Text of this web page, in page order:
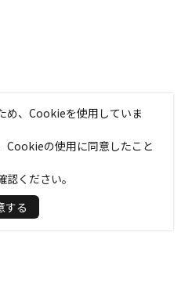
め、Cookieを使用していま
Cookieの使用に同意したこと
認ください。
する